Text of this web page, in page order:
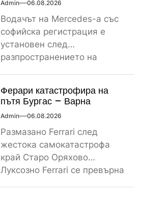
Admin 06.08.2026
Водачът на Mercedes-а със
софийска регистрация е
установен след
разпространението на
1000...
Ферари катастрофира на
пътя Бургас – Варна
Admin 06.08.2026
Размазано Ferrari след
жестока самокатастрофа
край Старо Оряхово
Луксозно Ferrari се превърна